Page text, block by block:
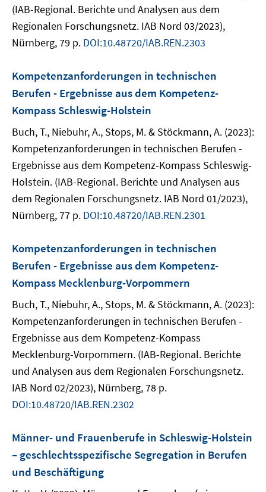
(IAB-Regional. Berichte und Analysen aus dem
Regionalen Forschungsnetz. IAB Nord 03/2023),
Nürnberg, 79 p. DOI:10.48720/IAB.REN.2303
Kompetenzanforderungen in technischen
Berufen - Ergebnisse aus dem Kompetenz-
Kompass Schleswig-Holstein
Buch, T., Niebuhr, A., Stops, M. & Stöckmann, A. (2023):
Kompetenzanforderungen in technischen Berufen -
Ergebnisse aus dem Kompetenz-Kompass Schleswig-
Holstein. (IAB-Regional. Berichte und Analysen aus
dem Regionalen Forschungsnetz. IAB Nord 01/2023),
Nürnberg, 77 p. DOI:10.48720/IAB.REN.2301
Kompetenzanforderungen in technischen
Berufen - Ergebnisse aus dem Kompetenz-
Kompass Mecklenburg-Vorpommern
Buch, T., Niebuhr, A., Stops, M. & Stöckmann, A. (2023):
Kompetenzanforderungen in technischen Berufen -
Ergebnisse aus dem Kompetenz-Kompass
Mecklenburg-Vorpommern. (IAB-Regional. Berichte
und Analysen aus dem Regionalen Forschungsnetz.
IAB Nord 02/2023), Nürnberg, 78 p.
DOI:10.48720/IAB.REN.2302
Männer- und Frauenberufe in Schleswig-Holstein
– geschlechtsspezifische Segregation in Berufen
und Beschäftigung